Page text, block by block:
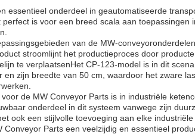
essentieel onderdeel in geautomatiseerde
is voor een breed scala aan toepassingen
van de MW-
stroomlijnt het productieproces door
te verplaatsenHet CP-123-model is in dit
en zijn breedte van 50 cm, waardoor het zware
de MW Conveyor Parts is in industriële
onderdeel in dit systeem vanwege zijn
ook een stijlvolle toevoeging aan elke industriële
Conveyor Parts een veelzijdig en essentieel